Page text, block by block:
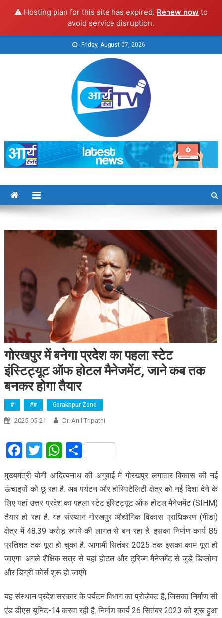
⚠️ Hosting plan for this site has expired. Renew now to
avoid service disruption.
to
Friday, August 07, 2026
Arya TV
गोरखपुर में बनेगा प्रदेश का पहला स्टेट
इंस्टिट्यूट ऑफ होटल मैनेजमेंट, जाने कब तक
बनकर होगा तैयार
# ## Gorakhpur Zone
2025-05-21 Dr. Anil Tripathi
Facebook
Twitter
WhatsApp
Share
मुख्यमंत्री योगी आदित्यनाथ की अगुवाई में गोरखपुर लगातार विकास की नई
ऊंचाइयों को छू रहा है. अब पर्यटन और हॉस्पिटैलिटी क्षेत्र को नई दिशा देने के
लिए यहां उत्तर प्रदेश का पहला स्टेट इंस्टिट्यूट ऑफ होटल मैनेजमेंट (SIHM)
तैयार हो रहा है. यह संस्थान गोरखपुर औद्योगिक विकास प्राधिकरण (गीडा)
क्षेत्र में 48.39 करोड़ रुपये की लागत से बन रहा है. इसका निर्माण कार्य 85
प्रतिशत तक पूरा हो चुका है. आगामी सितंबर 2025 तक इसका काम पूरा हो
जाएगा. अगले शैक्षिक सत्र से यहां होटल और टूरिज्म मैनेजमेंट से जुड़े डिप्लोमा
और डिग्री कोर्स शुरू हो जाएंगे.
यह संस्थान प्रदेश सरकार के पर्यटन विभाग का प्रोजेक्ट है, जिसका निर्माण सी
एंड डीएस यूनिट-14 करवा रही है. निर्माण कार्य 26 सितंबर 2023 को शुरू हुआ